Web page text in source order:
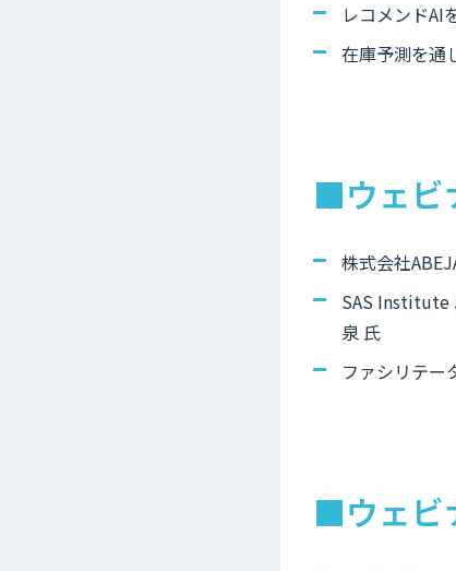
レコメンドAI
在庫予測を通
■ウェビ
株式会社
SAS Institute
泉 氏
ファシリテ
■ウェビ